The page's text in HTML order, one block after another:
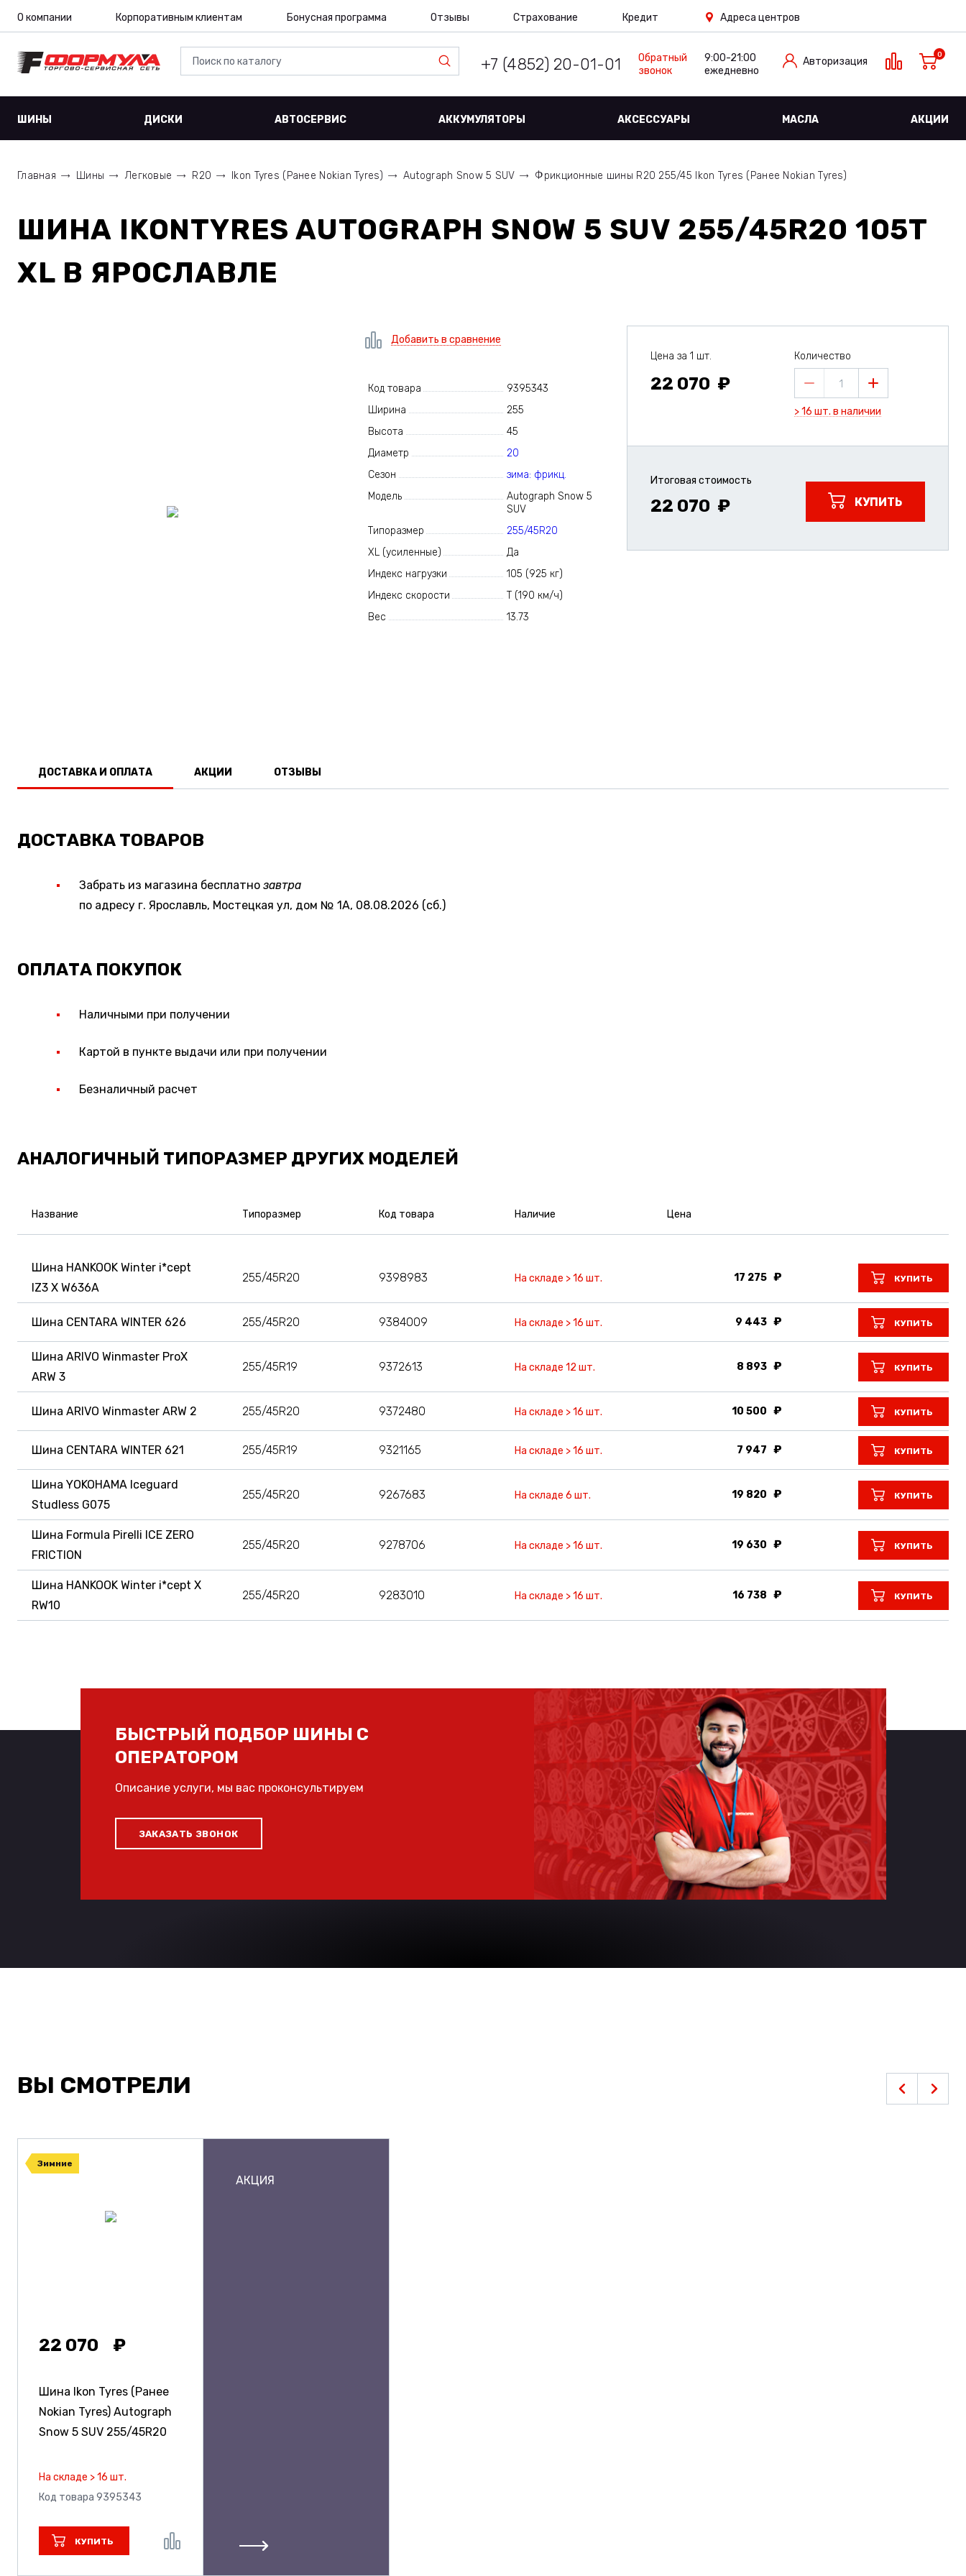
О компании Корпоративным клиентам Бонусная программа Отзывы Страхование Кредит Адреса центров
+7 (4852) 20-01-01
Обратный
звонок
9:00-21:00
ежедневно
Авторизация
0
ШИНЫ ДИСКИ АВТОСЕРВИС АККУМУЛЯТОРЫ АКСЕССУАРЫ МАСЛА АКЦИИ
Главная Шины Легковые R20 Ikon Tyres (Ранее Nokian Tyres) Autograph Snow 5 SUV Фрикционные шины R20 255/45 Ikon Tyres (Ранее Nokian Tyres)
ШИНА IKONTYRES AUTOGRAPH SNOW 5 SUV 255/45R20 105T
XL В ЯРОСЛАВЛЕ
Добавить в сравнение
Код товара
9395343
Ширина
255
Высота
45
Диаметр
20
Сезон
зима: фрикц.
Модель
Autograph Snow 5
SUV
Типоразмер
255/45R20
XL (усиленные)
Да
Индекс нагрузки
105 (925 кг)
Индекс скорости
T (190 км/ч)
Вес
13.73
Цена за 1 шт.
22 070
Количество
1
> 16 шт. в наличии
Итоговая стоимость
22 070 КУПИТЬ
ДОСТАВКА И ОПЛАТА АКЦИИ ОТЗЫВЫ
ДОСТАВКА ТОВАРОВ
Забрать из магазина бесплатно завтра
по адресу г. Ярославль, Мостецкая ул, дом № 1А, 08.08.2026 (сб.)
ОПЛАТА ПОКУПОК
Наличными при получении
Картой в пункте выдачи или при получении
Безналичный расчет
АНАЛОГИЧНЫЙ ТИПОРАЗМЕР ДРУГИХ МОДЕЛЕЙ
Название Типоразмер Код товара Наличие Цена
Шина HANKOOK Winter i*cept
IZ3 X W636A
255/45R20 9398983 На складе > 16 шт. 17 275 КУПИТЬ
Шина CENTARA WINTER 626 255/45R20 9384009 На складе > 16 шт. 9 443 КУПИТЬ
Шина ARIVO Winmaster ProX
ARW 3
255/45R19 9372613 На складе 12 шт. 8 893 КУПИТЬ
Шина ARIVO Winmaster ARW 2 255/45R20 9372480 На складе > 16 шт. 10 500 КУПИТЬ
Шина CENTARA WINTER 621 255/45R19 9321165 На складе > 16 шт. 7 947 КУПИТЬ
Шина YOKOHAMA Iceguard
Studless G075
255/45R20 9267683 На складе 6 шт. 19 820 КУПИТЬ
Шина Formula Pirelli ICE ZERO
FRICTION
255/45R20 9278706 На складе > 16 шт. 19 630 КУПИТЬ
Шина HANKOOK Winter i*cept X
RW10
255/45R20 9283010 На складе > 16 шт. 16 738 КУПИТЬ
БЫСТРЫЙ ПОДБОР ШИНЫ С
ОПЕРАТОРОМ
Описание услуги, мы вас проконсультируем
ЗАКАЗАТЬ ЗВОНОК
ВЫ СМОТРЕЛИ
Зимние
22 070
Шина Ikon Tyres (Ранее
Nokian Tyres) Autograph
Snow 5 SUV 255/45R20
На складе > 16 шт.
Код товара 9395343
КУПИТЬ
АКЦИЯ